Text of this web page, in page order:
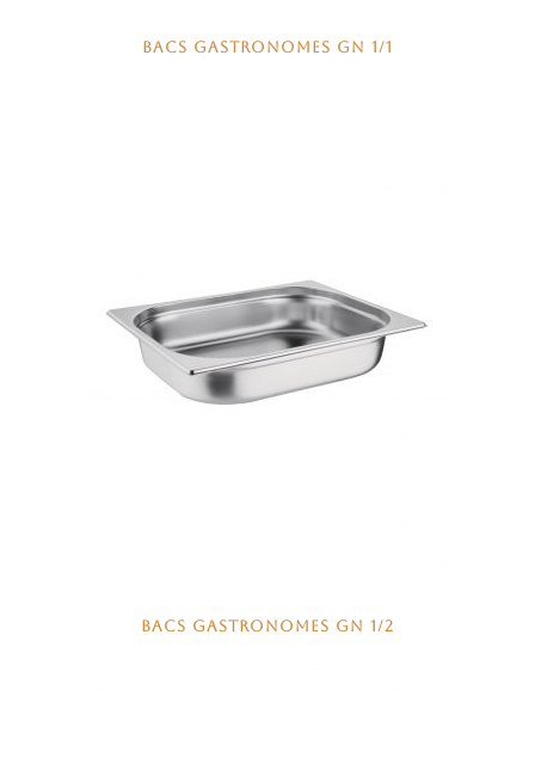
BACS GASTRONOMES GN 1/1
BACS GASTRONOMES GN 1/2